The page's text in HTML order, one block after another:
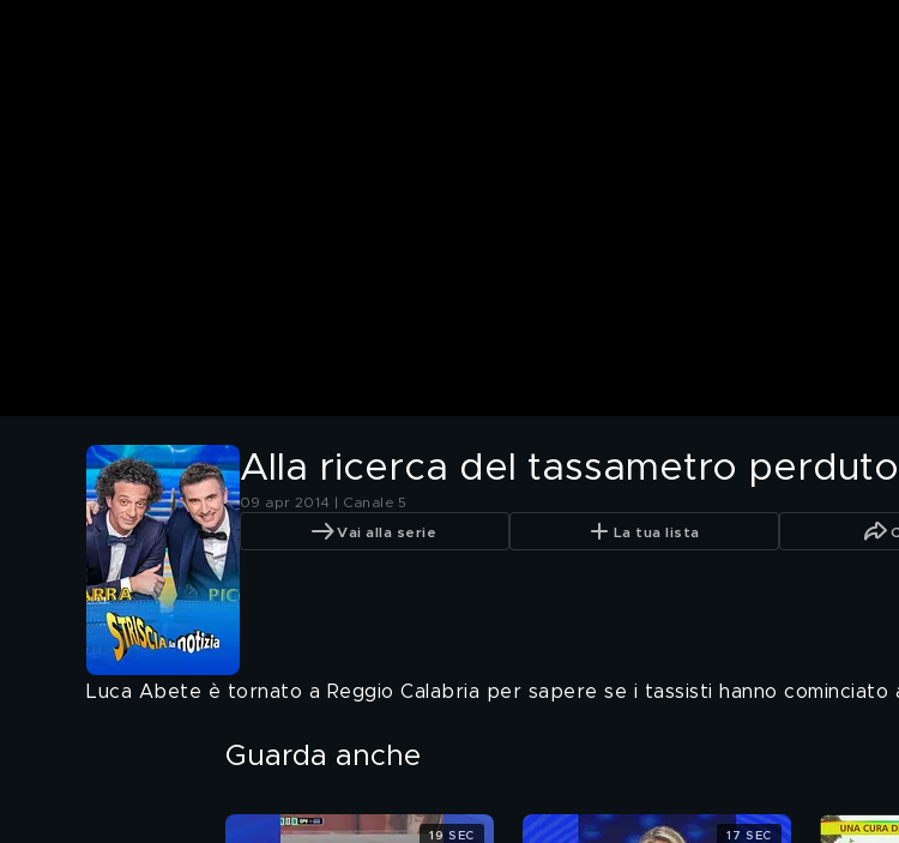
Alla ricerca del tassametro perduto
09 apr 2014 | Canale 5
Vai alla serie La tua lista
Luca Abete è tornato a Reggio Calabria per sapere se i tassisti hanno cominciato
Guarda anche
19 SEC 17 SEC